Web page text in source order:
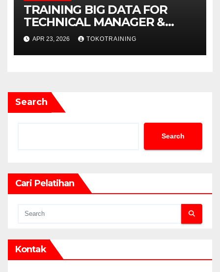
TRAINING BIG DATA FOR
TECHNICAL MANAGER &
DECISION MAKERS
APR 23, 2026 TOKOTRAINING
Search
Search
Cari Pelatihan
Kontak